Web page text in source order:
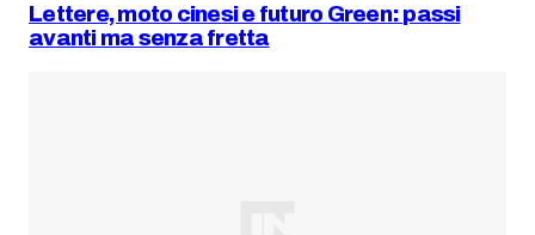
Lettere, moto cinesi e futuro Green: passi
avanti ma senza fretta